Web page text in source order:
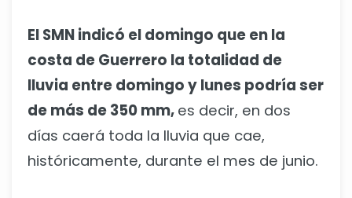
El SMN indicó el domingo que en la
costa de Guerrero la totalidad de
lluvia entre domingo y lunes podría ser
de más de 350 mm, es decir, en dos
días caerá toda la lluvia que cae,
históricamente, durante el mes de junio.